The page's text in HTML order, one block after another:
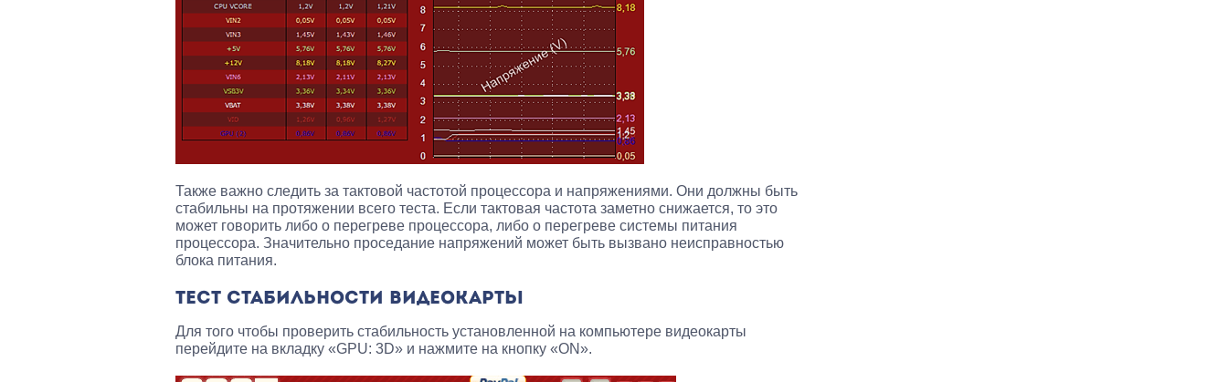
Также важно следить за тактовой частотой процессора и напряжениями. Они должны быть
стабильны на протяжении всего теста. Если тактовая частота заметно снижается, то это
может говорить либо о перегреве процессора, либо о перегреве системы питания
процессора. Значительно проседание напряжений может быть вызвано неисправностью
блока питания.
ТЕСТ СТАБИЛЬНОСТИ ВИДЕОКАРТЫ
Для того чтобы проверить стабильность установленной на компьютере видеокарты
перейдите на вкладку «GPU: 3D» и нажмите на кнопку «ON».